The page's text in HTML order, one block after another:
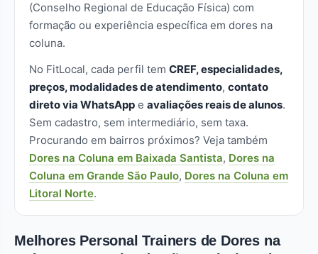
(Conselho Regional de Educação Física) com
formação ou experiência específica em dores na
coluna.
No FitLocal, cada perfil tem CREF, especialidades,
preços, modalidades de atendimento, contato
direto via WhatsApp e avaliações reais de alunos.
Sem cadastro, sem intermediário, sem taxa.
Procurando em bairros próximos? Veja também
Dores na Coluna em Baixada Santista, Dores na
Coluna em Grande São Paulo, Dores na Coluna em
Litoral Norte.
Melhores Personal Trainers de Dores na